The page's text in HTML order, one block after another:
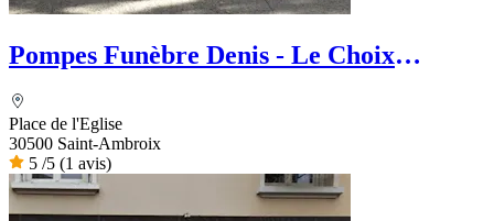
Pompes Funèbre Denis - Le Choix
Place de l'Eglise
30500 Saint-Ambroix
5 /5 (1 avis)